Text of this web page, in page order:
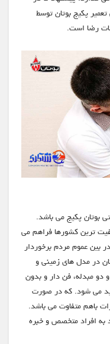
پکیج بوتان توسط
رضا است.
بوتان پکیج می باشد.
ترین کشورها فراهم می
بین عموم مردم برخوردار
در مدل های زمینی و
دو مبدله، فن دار و بدون
می شود. که در صورت
باهم متفاوت می باشد.
به افراد متخصص و خبره